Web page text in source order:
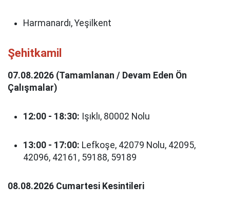
Harmanardı, Yeşilkent
Şehitkamil
07.08.2026 (Tamamlanan / Devam Eden Ön
Çalışmalar)
12:00 - 18:30: Işıklı, 80002 Nolu
13:00 - 17:00: Lefkoşe, 42079 Nolu, 42095,
42096, 42161, 59188, 59189
08.08.2026 Cumartesi Kesintileri